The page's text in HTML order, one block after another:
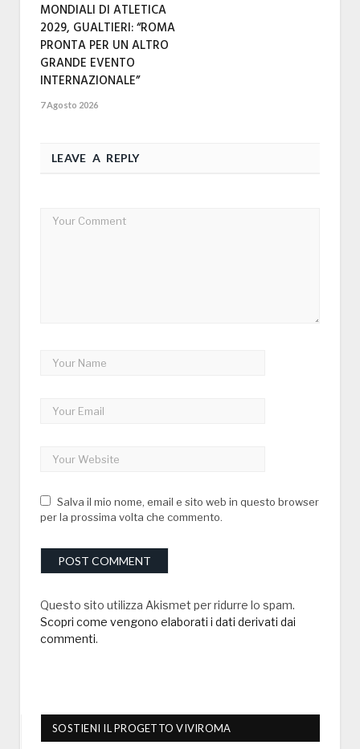
MONDIALI DI ATLETICA
2029, GUALTIERI: “ROMA
PRONTA PER UN ALTRO
GRANDE EVENTO
INTERNAZIONALE”
7 Agosto 2026
LEAVE A REPLY
Salva il mio nome, email e sito web in questo browser
per la prossima volta che commento.
Questo sito utilizza Akismet per ridurre lo spam.
Scopri come vengono elaborati i dati derivati dai
commenti.
SOSTIENI IL PROGETTO VIVIROMA